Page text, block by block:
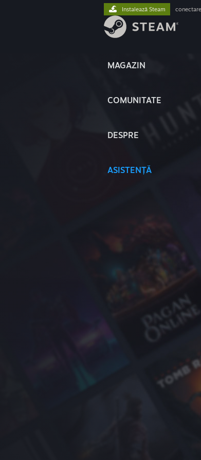
MAGAZIN
COMUNITATE
DESPRE
ASISTENȚĂ
Instalează Steam conectare